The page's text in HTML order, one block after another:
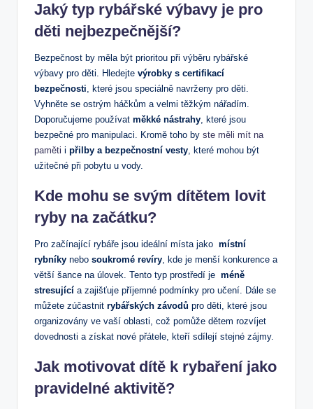
Jaký typ‍ rybářské výbavy ⁢je pro‍
děti nejbezpečnější?
Bezpečnost by měla být prioritou ​při výběru ​rybářské
výbavy pro děti. Hledejte výrobky s certifikací
bezpečnosti, které jsou speciálně navrženy pro děti.⁤
Vyhněte se ostrým háčkům a velmi ‌těžkým⁢ nářadím.
Doporučujeme používat měkké nástrahy, které jsou
bezpečné pro manipulaci. Kromě toho ⁣by ste měli⁣ mít na
paměti i⁤ přilby a bezpečnostní vesty, které mohou být
užitečné ‍při pobytu u ⁤vody.
Kde mohu se svým dítětem lovit
ryby na začátku?
Pro začínající rybáře jsou ideální místa jako ‍ místní
rybníky ‍nebo​ soukromé revíry, kde je menší konkurence a⁤
větší ⁢šance ‍na‌ úlovek. Tento typ prostředí je ⁢ méně ​
stresující a zajišťuje příjemné podmínky pro učení. Dále ‌se
můžete⁤ zúčastnit rybářských ⁢závodů ⁤pro děti, ⁤které jsou
‌organizovány ve vaší‍ oblasti, což pomůže ‌dětem rozvíjet
dovednosti a‍ získat nové přátele, kteří sdílejí stejné zájmy.
Jak ⁣motivovat dítě⁣ k ⁤rybaření​ jako
pravidelné⁤ aktivitě?